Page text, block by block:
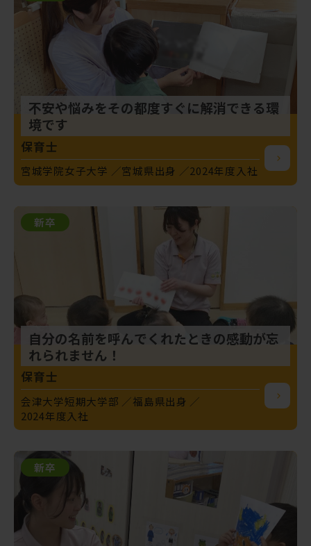
不安や悩みをその都度すぐに解消できる環
境です
保育士
宮城学院女子大学 宮城県出身 2024年度入社
新卒
自分の名前を呼んでくれたときの感動が忘
れられません！
保育士
会津大学短期大学部
福島県出身
2024年度入社
新卒